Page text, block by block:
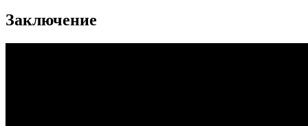
Заключение